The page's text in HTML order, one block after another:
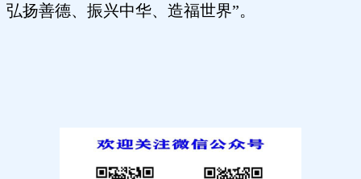
弘扬善德、振兴中华、造福世界”。